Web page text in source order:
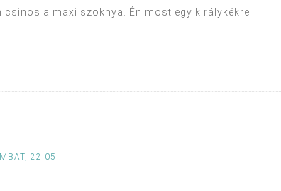
csinos a maxi szoknya. Én most egy királykékre
22:05